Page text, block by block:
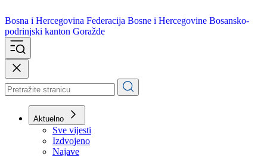
Bosna i Hercegovina
podrinjski kanton Goražde
Aktuelno